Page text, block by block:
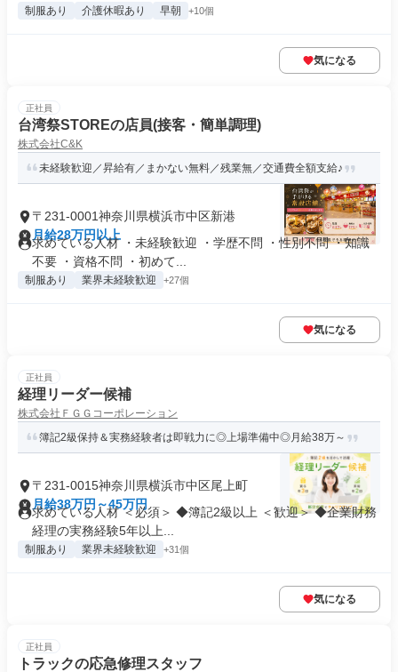
制服あり 介護休暇あり 早朝 +10個
気になる
正社員
台湾祭STOREの店員(接客・簡単調理)
株式会社C&K
未経験歓迎／昇給有／まかない無料／残業無／交通費全額支給♪
〒231-0001神奈川県横浜市中区新港
月給28万円以上
求めている人材 ・未経験歓迎 ・学歴不問 ・性別不問 ・知識
不要 ・資格不問 ・初めて...
制服あり 業界未経験歓迎 +27個
気になる
正社員
経理リーダー候補
株式会社ＦＧＧコーポレーション
簿記2級保持＆実務経験者は即戦力に◎上場準備中◎月給38万～
〒231-0015神奈川県横浜市中区尾上町
月給38万円～45万円
求めている人材 ＜必須＞ ◆簿記2級以上 ＜歓迎＞ ◆企業財務
経理の実務経験5年以上...
制服あり 業界未経験歓迎 +31個
気になる
正社員
トラックの応急修理スタッフ